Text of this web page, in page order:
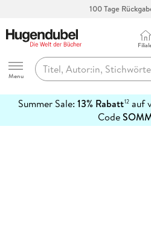
100 Tage
Hugendubel
Menu
Summer Sale: 13% Rabatt12auf
Code
erfahren